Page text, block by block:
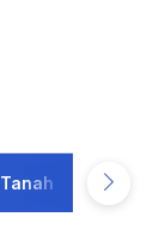
Tanah Bumbu